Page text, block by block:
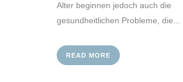
Alter beginnen jedoch auch die
gesundheitlichen Probleme, die...
READ MORE